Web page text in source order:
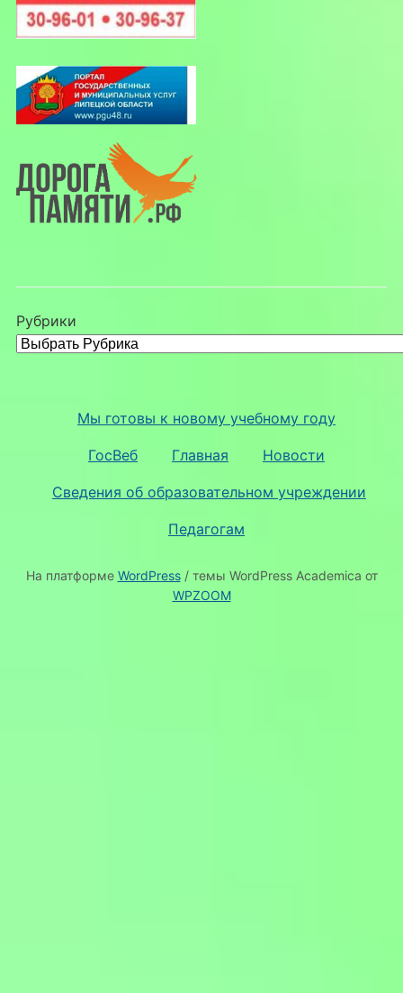
Рубрики
Мы готовы к новому учебному году
ГосВеб Главная Новости
Сведения об образовательном учреждении
Педагогам
На платформе WordPress/ темы WordPress Academica от
WPZOOM